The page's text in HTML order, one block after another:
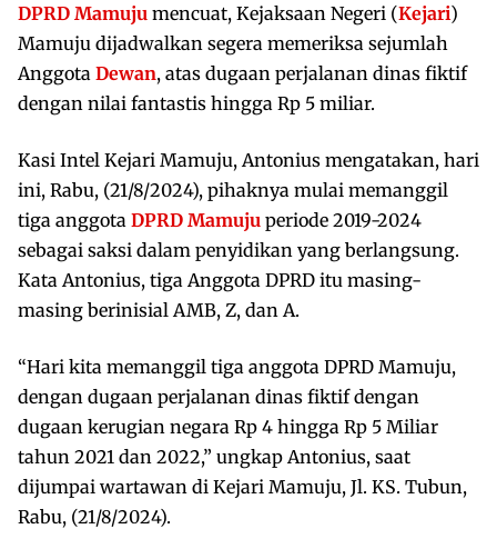
DPRD Mamuju mencuat, Kejaksaan Negeri (Kejari)
Mamuju dijadwalkan segera memeriksa sejumlah
Anggota Dewan, atas dugaan perjalanan dinas fiktif
dengan nilai fantastis hingga Rp 5 miliar.
Kasi Intel Kejari Mamuju, Antonius mengatakan, hari
ini, Rabu, (21/8/2024), pihaknya mulai memanggil
tiga anggota DPRD Mamuju periode 2019-2024
sebagai saksi dalam penyidikan yang berlangsung.
Kata Antonius, tiga Anggota DPRD itu masing-
masing berinisial AMB, Z, dan A.
“Hari kita memanggil tiga anggota DPRD Mamuju,
dengan dugaan perjalanan dinas fiktif dengan
dugaan kerugian negara Rp 4 hingga Rp 5 Miliar
tahun 2021 dan 2022,” ungkap Antonius, saat
dijumpai wartawan di Kejari Mamuju, Jl. KS. Tubun,
Rabu, (21/8/2024).